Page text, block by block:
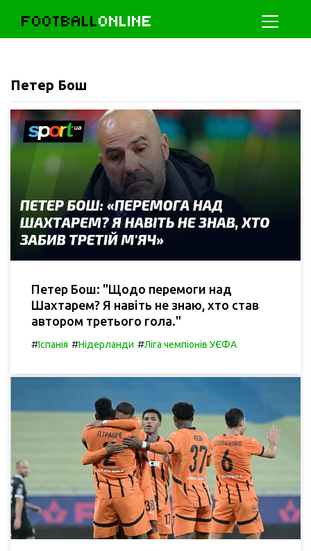
FOOTBALLONLINE
Петер Бош
Петер Бош: "Щодо перемоги над
Шахтарем? Я навіть не знаю, хто став
автором третього гола."
#Іспанія #Нідерланди #Ліга чемпіонів УЄФА